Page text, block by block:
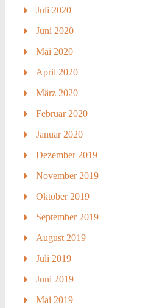
Juli 2020
Juni 2020
Mai 2020
April 2020
März 2020
Februar 2020
Januar 2020
Dezember 2019
November 2019
Oktober 2019
September 2019
August 2019
Juli 2019
Juni 2019
Mai 2019